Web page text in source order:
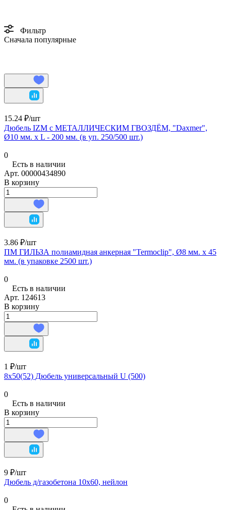
Фильтр
Сначала популярные
15.24 ₽/шт
Дюбель IZM с МЕТАЛЛИЧЕСКИМ ГВОЗДЁМ, "Daxmer",
Ø10 мм. х L - 200 мм. (в уп. 250/500 шт.)
0
Есть в наличии
Арт. 00000434890
В корзину
3.86 ₽/шт
ПМ ГИЛЬЗА полиамидная анкерная "Termoclip", Ø8 мм. х 45
мм. (в упаковке 2500 шт.)
0
Есть в наличии
Арт. 124613
В корзину
1 ₽/шт
8х50(52) Дюбель универсальный U (500)
0
Есть в наличии
В корзину
9 ₽/шт
Дюбель д/газобетона 10х60, нейлон
0